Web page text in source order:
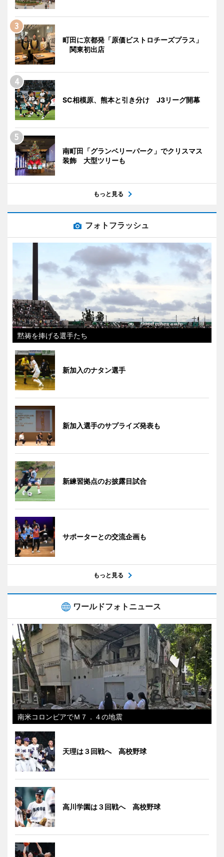
町田に京都発「原価ビストロチーズプラス」
関東初出店
SC相模原、熊本と引き分け J3リーグ開幕
南町田「グランベリーパーク」でクリスマス
装飾 大型ツリーも
もっと見る
フォトフラッシュ
黙祷を捧げる選手たち
新加入のナタン選手
新加入選手のサプライズ発表も
新練習拠点のお披露目試合
サポーターとの交流企画も
もっと見る
ワールドフォトニュース
南米コロンビアでＭ７．４の地震
天理は３回戦へ 高校野球
高川学園は３回戦へ 高校野球